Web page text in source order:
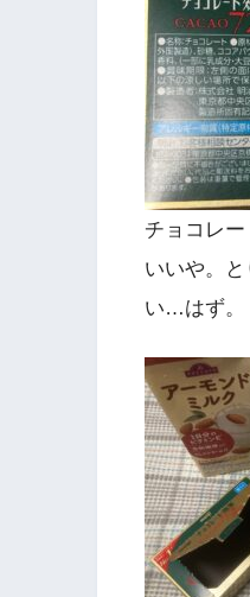
チョコレー
いいや。
い…はず。